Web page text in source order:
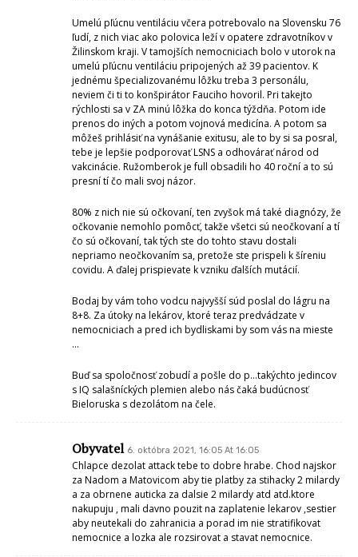
Umelú pľúcnu ventiláciu včera potrebovalo na Slovensku 76
ľudí, z nich viac ako polovica leží v opatere zdravotníkov v
Žilinskom kraji. V tamojších nemocniciach bolo v utorok na
umelú pľúcnu ventiláciu pripojených až 39 pacientov. K
jednému špecializovanému lôžku treba 3 personálu,
neviem či ti to konšpirátor Fauciho hovoril. Pri takejto
rýchlosti sa v ZA minú lôžka do konca týždňa. Potom ide
prenos do iných a potom vojnová medicína. A potom sa
môžeš prihlásiť na vynášanie exitusu, ale to by si sa posral,
tebe je lepšie podporovať LSNS a odhovárať národ od
vakcinácie. Ružomberok je full obsadili ho 40 roční a to sú
presní tí čo mali svoj názor.
80% z nich nie sú očkovaní, ten zvyšok má také diagnózy, že
očkovanie nemohlo pomôcť, takže všetci sú neočkovaní a tí
čo sú očkovaní, tak tých ste do tohto stavu dostali
nepriamo neočkovaním sa, pretože ste prispeli k šíreniu
covidu. A ďalej prispievate k vzniku ďalších mutácií.
Bodaj by vám toho vodcu najvyšší súd poslal do lágru na
8+8. Za útoky na lekárov, ktoré teraz predvádzate v
nemocniciach a pred ich bydliskami by som vás na mieste
…
Buď sa spoločnosť zobudí a pošle do p…takýchto jedincov
s IQ salašníckých plemien alebo nás čaká budúcnosť
Bieloruska s dezolátom na čele.
Obyvatel 6. októbra 2021, 16:05 At 16:05
Chlapce dezolat attack tebe to dobre hrabe. Chod najskor
za Nadom a Matovicom aby tie platby za stihacky 2 milardy
a za obrnene auticka za dalsie 2 milardy atd atd.ktore
nakupuju , mali davno pouzit na zaplatenie lekarov ,sestier
aby neutekali do zahranicia a porad im nie stratifikovat
nemocnice a lozka ale rozsirovat a stavat nemocnice.